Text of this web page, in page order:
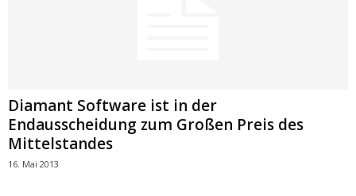
Diamant Software ist in der
Endausscheidung zum Großen Preis des
Mittelstandes
16. Mai 2013